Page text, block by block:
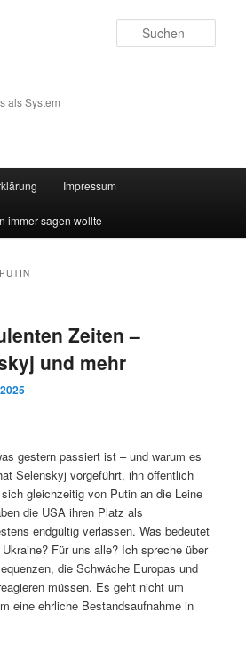
als System
Impressum
immer sagen wollte
PUTIN
Zeiten –
und mehr
gestern passiert ist – und warum es
Selenskyj vorgeführt, ihn öffentlich
gleichzeitig von Putin an die Leine
die USA ihren Platz als
endgültig verlassen. Was bedeutet
Für uns alle? Ich spreche über
die Schwäche Europas und
müssen. Es geht nicht um
eine ehrliche Bestandsaufnahme in